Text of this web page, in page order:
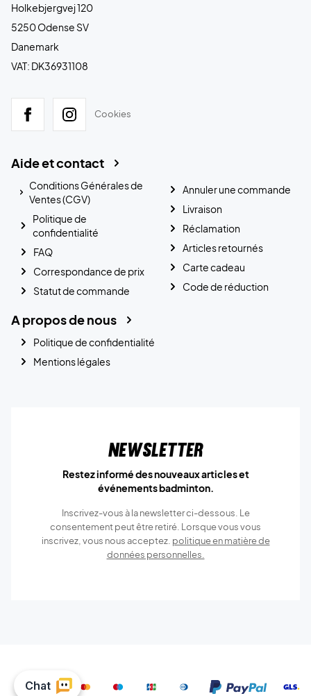
Holkebjergvej 120
5250 Odense SV
Danemark
VAT: DK36931108
Cookies
Aide et contact
Conditions Générales de
Ventes (CGV)
Politique de
confidentialité
FAQ
Correspondance de prix
Statut de commande
Annuler une commande
Livraison
Réclamation
Articles retournés
Carte cadeau
Code de réduction
A propos de nous
Politique de confidentialité
Mentions légales
Newsletter
Restez informé des nouveaux articles et
événements badminton.
Inscrivez-vous à la newsletter ci-dessous. Le
consentement peut être retiré. Lorsque vous vous
inscrivez, vous nous acceptez. politique en matière de
données personnelles.